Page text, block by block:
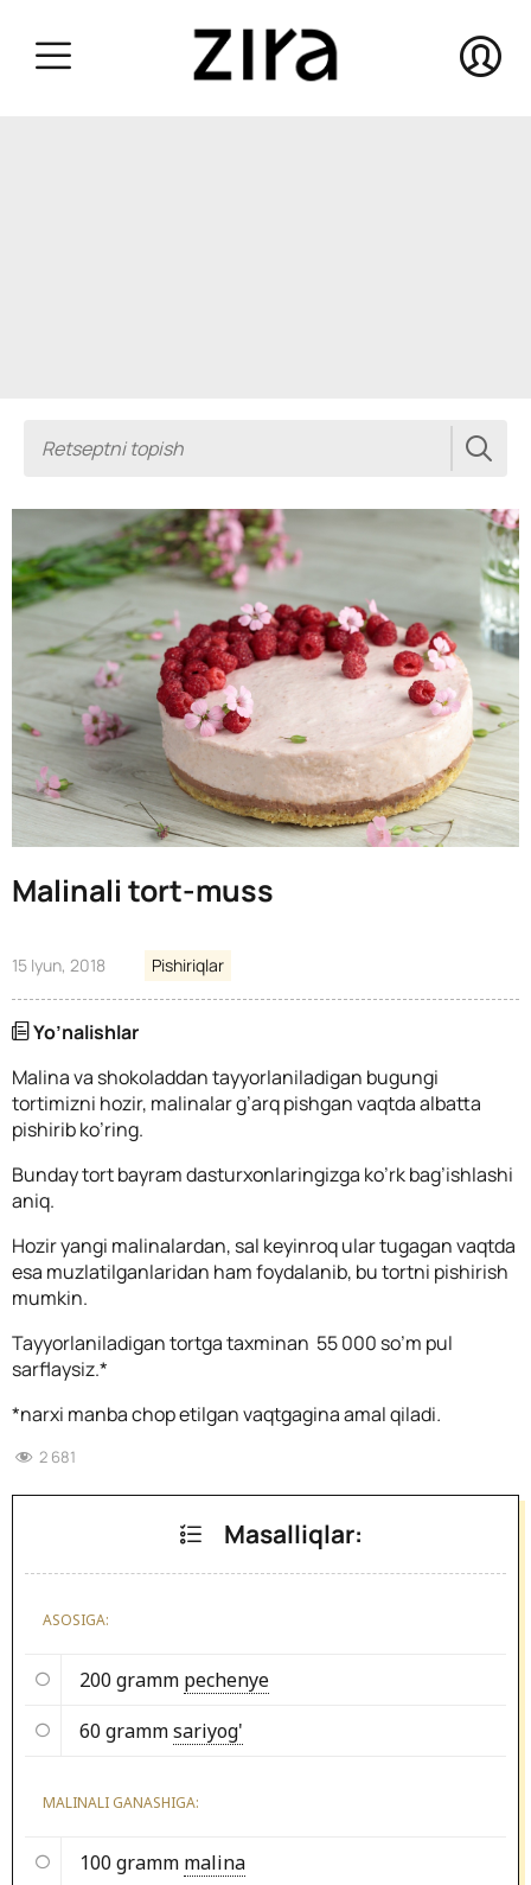
Malinali tort-muss
15 Iyun, 2018 Pishiriqlar
Yo’nalishlar
Malina va shokoladdan tayyorlaniladigan bugungi
tortimizni hozir, malinalar g’arq pishgan vaqtda albatta
pishirib ko’ring.
Bunday tort bayram dasturxonlaringizga ko’rk bag’ishlashi
aniq.
Hozir yangi malinalardan, sal keyinroq ular tugagan vaqtda
esa muzlatilganlaridan ham foydalanib, bu tortni pishirish
mumkin.
Tayyorlaniladigan tortga taxminan 55 000 so’m pul
sarflaysiz.*
*narxi manba chop etilgan vaqtgagina amal qiladi.
2 681
Masalliqlar:
ASOSIGA:
200 gramm pechenye
60 grammsariyog'
MALINALI GANASHIGA:
100 gramm malina